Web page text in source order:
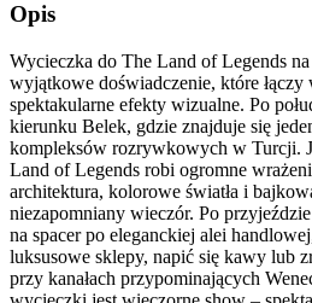
Opis
Wycieczka do The Land of Legends
wyjątkowe doświadczenie, które łączy
spektakularne efekty wizualne. Po
kierunku Belek, gdzie znajduje się
kompleksów rozrywkowych w Turcji.
Land of Legends robi ogromne
architektura, kolorowe światła i
niezapomniany wieczór. Po
na spacer po eleganckiej alei
luksusowe sklepy, napić się kawy lub
przy kanałach przypominających